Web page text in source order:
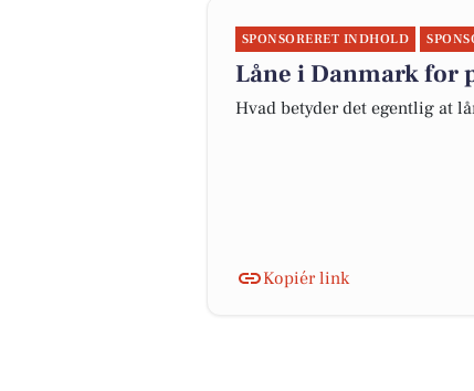
SPONSORERET INDHOLD
Låne i Danmark for
Hvad betyder det egentlig at
Kopiér link